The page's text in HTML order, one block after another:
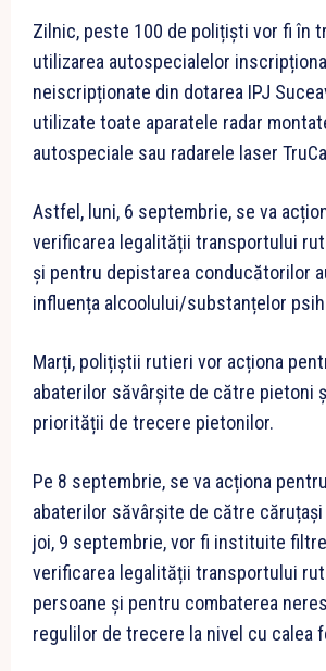
Zilnic, peste 100 de polițiști vor fi în
utilizarea autospecialelor
neiscripționate din dotarea IPJ
utilizate toate aparatele radar
autospeciale sau radarele laser
Astfel, luni, 6 septembrie, se va
verificarea legalității transportului
și pentru depistarea conducătorilor
influența alcoolului/substanțelor
Marți, polițiștii rutieri vor acționa
abaterilor săvârșite de către pietoni
priorității de trecere pietonilor.
Pe 8 septembrie, se va acționa
abaterilor săvârșite de către
joi, 9 septembrie, vor fi instituite
verificarea legalității transportului
persoane și pentru combaterea
regulilor de trecere la nivel cu calea